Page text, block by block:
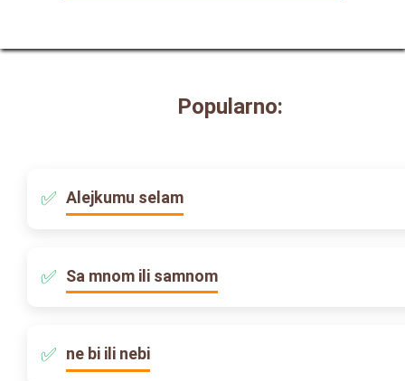
Popularno:
Alejkumu selam
Sa mnom ili samnom
ne bi ili nebi